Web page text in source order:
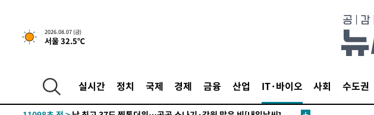
2026.08.07 (금)
서울 32.5℃
실시간 정치 국제 경제 금융 산업 IT·바이오 사회 수도권
↓-22547초 전 >[속보]이 대통령 "부동산 공급 기존 사고방식 매달리지 말고 과감히
실천"
-21632초 전 >이란, "오만과 '중앙 단일 루트' 합의…북쪽 인바운드·남쪽 아웃바
-13164초 전 >
[속보]이 대통령, '호우피해' 안동·의성 관할 4개 면 특별재난지역
-13127초 전 >
갈 수도